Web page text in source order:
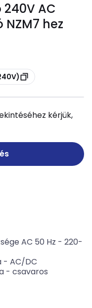
AC
hez
kérjük,
AC 50 Hz - 220-
- AC/DC
- csavaros